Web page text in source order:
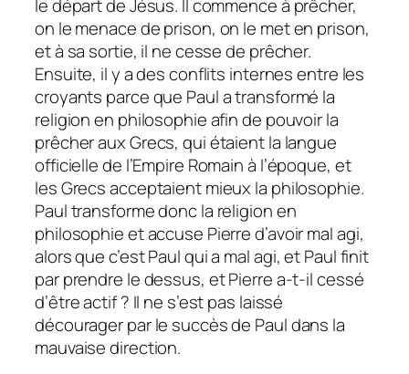
le départ de Jésus. Il commence à prêcher,
on le menace de prison, on le met en prison,
et à sa sortie, il ne cesse de prêcher.
Ensuite, il y a des conflits internes entre les
croyants parce que Paul a transformé la
religion en philosophie afin de pouvoir la
prêcher aux Grecs, qui étaient la langue
officielle de l’Empire Romain à l’époque, et
les Grecs acceptaient mieux la philosophie.
Paul transforme donc la religion en
philosophie et accuse Pierre d’avoir mal agi,
alors que c’est Paul qui a mal agi, et Paul finit
par prendre le dessus, et Pierre a-t-il cessé
d’être actif ? Il ne s’est pas laissé
décourager par le succès de Paul dans la
mauvaise direction.